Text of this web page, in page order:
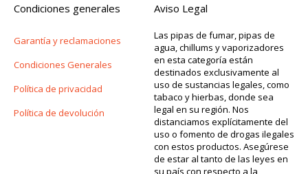
Condiciones generales
Garantía y reclamaciones
Condiciones Generales
Política de privacidad
Política de devolución
Aviso Legal
Las pipas de fumar, pipas de
agua, chillums y vaporizadores
en esta categoría están
destinados exclusivamente al
uso de sustancias legales, como
tabaco y hierbas, donde sea
legal en su región. Nos
distanciamos explícitamente del
uso o fomento de drogas ilegales
con estos productos. Asegúrese
de estar al tanto de las leyes en
su país con respecto a la